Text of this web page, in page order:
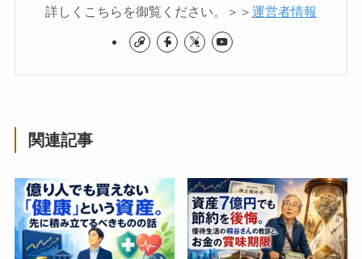
詳しくこちらを御覧ください。＞＞ 運営者情報
関連記事